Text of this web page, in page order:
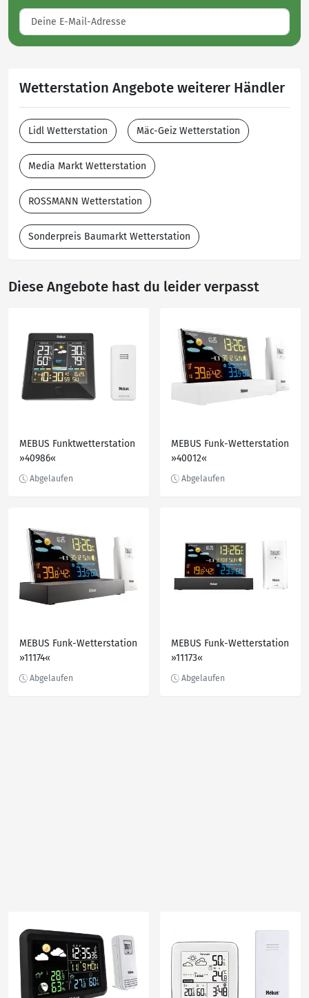
Wetterstation Angebote weiterer Händler
Lidl Wetterstation Mäc-Geiz Wetterstation
Media Markt Wetterstation
ROSSMANN Wetterstation
Sonderpreis Baumarkt Wetterstation
Diese Angebote hast du leider verpasst
MEBUS Funktwetterstation
»40986«
MEBUS Funk-Wetterstation
»40012«
MEBUS Funk-Wetterstation
»11174«
MEBUS Funk-Wetterstation
»11173«